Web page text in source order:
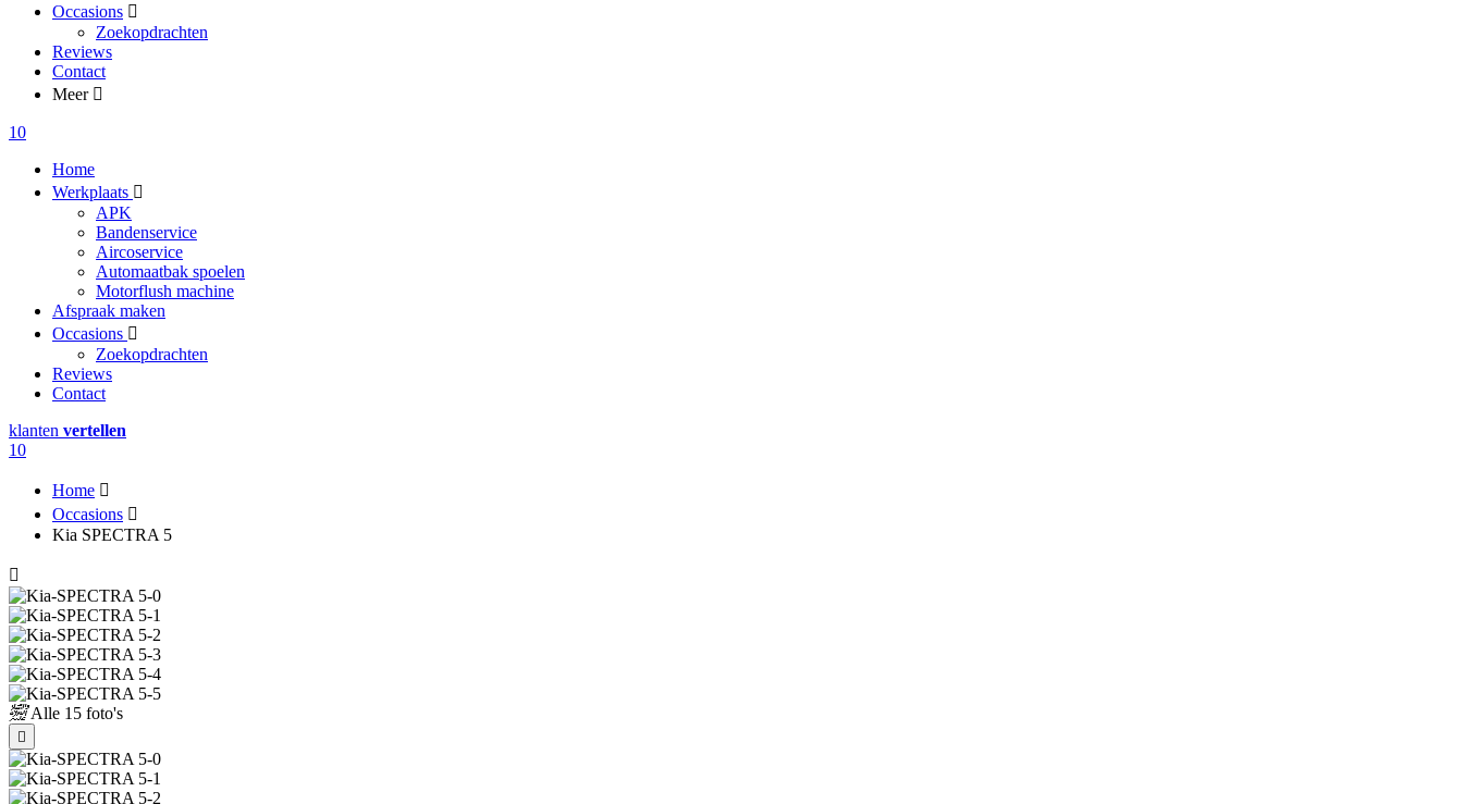
Occasions
Zoekopdrachten
Reviews
Contact
Meer
10
Home
Werkplaats
APK
Bandenservice
Aircoservice
Automaatbak spoelen
Motorflush machine
Afspraak maken
Occasions
Zoekopdrachten
Reviews
Contact
klanten vertellen
10
Home
Occasions
Kia SPECTRA 5
Alle 15 foto's